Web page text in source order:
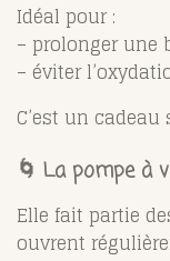
Idéal pour :
– prolonger une
– éviter
C’est un
🌀 La pompe à
Elle fait partie
ouvrent